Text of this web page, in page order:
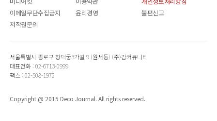
이메일무단수집금지
윤리경영
불편신고
저작권문의
서울특별시 종로구 창덕궁3가길 9 (원서동) (주)감커뮤니티
대표전화 : 02-6713-0999
팩스 : 02-508-1972
Copyright @ 2015 Deco Journal. All rights reserved.